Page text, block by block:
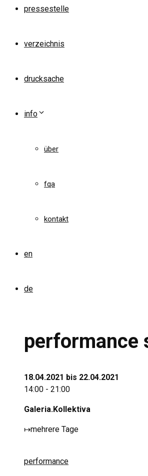
pressestelle
verzeichnis
drucksache
info
über
fqa
kontakt
en
de
performance
18.04.2021 bis 22.04.2021
14:00 - 21:00
Galeria.Kollektiva
↦mehrere Tage
performance